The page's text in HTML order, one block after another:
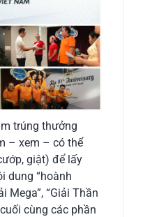
trúng thưởng
– xem – có thể
giật) để lấy
dung “hoành
Mega”, “Giải Thần
cùng các phần